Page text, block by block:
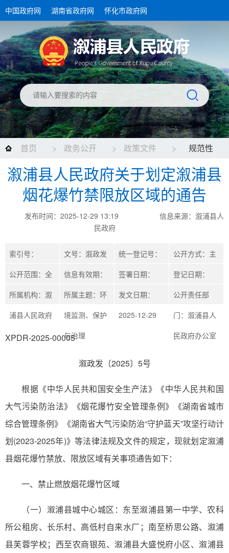
中国政府网 湖南省政府网 怀化市政府网
首页 > 政务公开 > 政策文件 >
规范性
文件
溆浦县人民政府关于划定溆浦县
烟花爆竹禁限放区域的通告
发布时间：2025-12-29 13:19
信息来源：溆浦县人
民政府
索引号：
431200/2025-
035700
文号：溆政发
〔2025〕5号
统一登记号：
XPDR-2025-
00005
公开方式：主
动公开
公开范围：全
部公开
信息有效期：
2030-12-28
签署日期：
2025-12-29
登记日期：
2025-12-29
所属机构：溆
浦县人民政府
所属主题：环
境监测、保护
与治理
发文日期：
2025-12-29
公开责任部
门：溆浦县人
民政府办公室
XPDR-2025-00005
溆政发〔2025〕5号
根据《中华人民共和国安全生产法》《中华人民共和国
大气污染防治法》《烟花爆竹安全管理条例》《湖南省城市
综合管理条例》《湖南省大气污染防治“守护蓝天”攻坚行动计
划(2023-2025年)》等法律法规及文件的规定，现就划定溆浦
县烟花爆竹禁放、限放区域有关事项通告如下：
一、禁止燃放烟花爆竹区域
（一）溆浦县城中心城区：东至溆浦县第一中学、农科
所公租房、长乐村、高低村自来水厂；南至桥思公路、溆浦
县芙蓉学校；西至农商银苑、溆浦县大盛悦府小区、溆浦县